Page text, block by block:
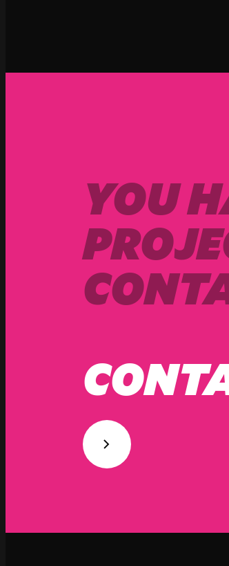
YOU